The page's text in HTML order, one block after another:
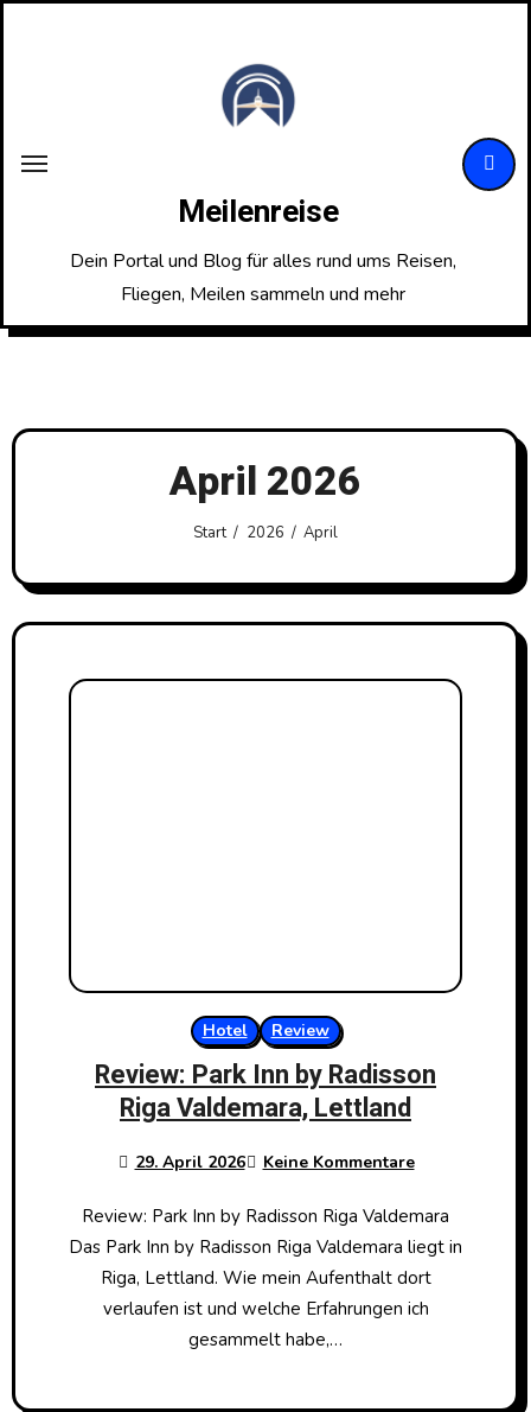
Meilenreise
Dein Portal und Blog für alles rund ums Reisen,
Fliegen, Meilen sammeln und mehr
April 2026
Start 2026 April
Hotel Review
Review: Park Inn by Radisson
Riga Valdemara, Lettland
29. April 2026 Keine Kommentare
Review: Park Inn by Radisson Riga Valdemara
Das Park Inn by Radisson Riga Valdemara liegt in
Riga, Lettland. Wie mein Aufenthalt dort
verlaufen ist und welche Erfahrungen ich
gesammelt habe,…